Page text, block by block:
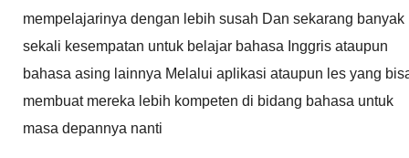
mempelajarinya dengan lebih susah Dan sekarang banyak
sekali kesempatan untuk belajar bahasa Inggris ataupun
bahasa asing lainnya Melalui aplikasi ataupun les yang
membuat mereka lebih kompeten di bidang bahasa untuk
masa depannya nanti